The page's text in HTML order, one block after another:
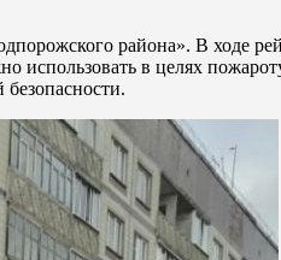
района». В ходе
использовать в целях